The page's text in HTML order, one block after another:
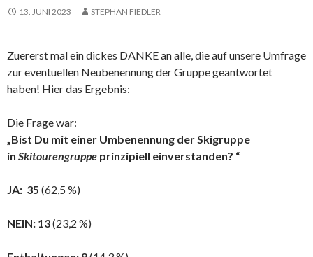
13. JUNI 2023 STEPHAN FIEDLER
Zuererst mal ein dickes DANKE an alle, die auf unsere Umfrage
zur eventuellen Neubenennung der Gruppe geantwortet
haben! Hier das Ergebnis:
Die Frage war:
„Bist Du mit einer Umbenennung der Skigruppe
in Skitourengruppe prinzipiell einverstanden? “
JA: 35 (62,5 %)
NEIN: 13(23,2 %)